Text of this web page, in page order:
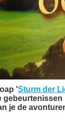
'Sturm der
gebeurtenissen
je de